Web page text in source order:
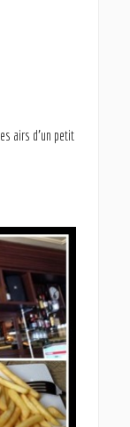
airs d’un petit